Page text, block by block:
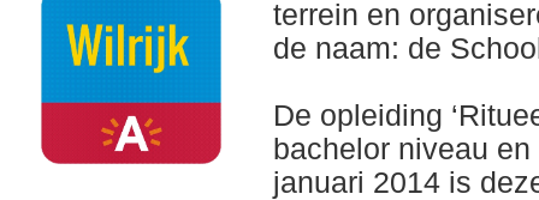
terrein en
de naam: de
De opleiding
bachelor niveau
januari 2014 is